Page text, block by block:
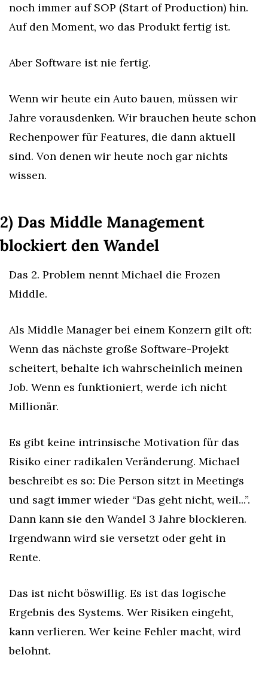
noch immer auf SOP (Start of Production) hin.
Auf den Moment, wo das Produkt fertig ist.
Aber Software ist nie fertig.
Wenn wir heute ein Auto bauen, müssen wir
Jahre vorausdenken. Wir brauchen heute schon
Rechenpower für Features, die dann aktuell
sind. Von denen wir heute noch gar nichts
wissen.
2) Das Middle Management
blockiert den Wandel
Das 2. Problem nennt Michael die Frozen
Middle.
Als Middle Manager bei einem Konzern gilt oft:
Wenn das nächste große Software-Projekt
scheitert, behalte ich wahrscheinlich meinen
Job. Wenn es funktioniert, werde ich nicht
Millionär.
Es gibt keine intrinsische Motivation für das
Risiko einer radikalen Veränderung. Michael
beschreibt es so: Die Person sitzt in Meetings
und sagt immer wieder “Das geht nicht, weil...”.
Dann kann sie den Wandel 3 Jahre blockieren.
Irgendwann wird sie versetzt oder geht in
Rente.
Das ist nicht böswillig. Es ist das logische
Ergebnis des Systems. Wer Risiken eingeht,
kann verlieren. Wer keine Fehler macht, wird
belohnt.